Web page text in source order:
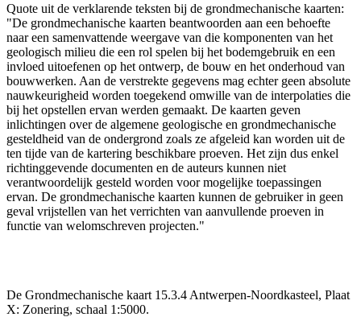
Quote uit de verklarende teksten bij de grondmechanische kaarten:
"De grondmechanische kaarten beantwoorden aan een behoefte
naar een samenvattende weergave van die komponenten van het
geologisch milieu die een rol spelen bij het bodemgebruik en een
invloed uitoefenen op het ontwerp, de bouw en het onderhoud van
bouwwerken. Aan de verstrekte gegevens mag echter geen absolute
nauwkeurigheid worden toegekend omwille van de interpolaties die
bij het opstellen ervan werden gemaakt. De kaarten geven
inlichtingen over de algemene geologische en grondmechanische
gesteldheid van de ondergrond zoals ze afgeleid kan worden uit de
ten tijde van de kartering beschikbare proeven. Het zijn dus enkel
richtinggevende documenten en de auteurs kunnen niet
verantwoordelijk gesteld worden voor mogelijke toepassingen
ervan. De grondmechanische kaarten kunnen de gebruiker in geen
geval vrijstellen van het verrichten van aanvullende proeven in
functie van welomschreven projecten."
De Grondmechanische kaart 15.3.4 Antwerpen-Noordkasteel, Plaat
X: Zonering, schaal 1:5000.